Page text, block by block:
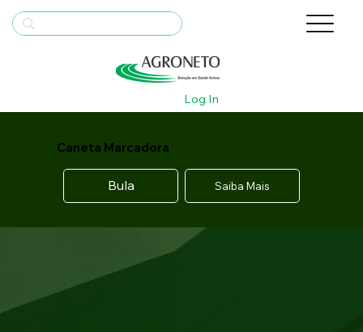
Log In
Caneta Marcadora
Bula Saiba Mais